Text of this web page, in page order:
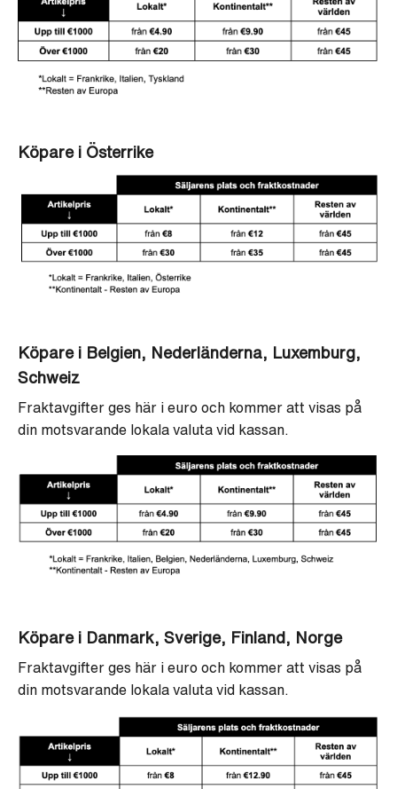
Köpare i Österrike
Köpare i Belgien, Nederländerna, Luxemburg,
Schweiz
Fraktavgifter ges här i euro och kommer att visas på
din motsvarande lokala valuta vid kassan.
Köpare i Danmark, Sverige, Finland, Norge
Fraktavgifter ges här i euro och kommer att visas på
din motsvarande lokala valuta vid kassan.